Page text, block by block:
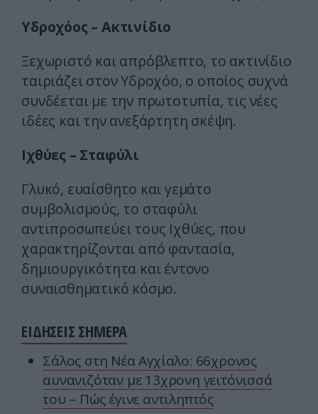
Υδροχόος – Ακτινίδιο
Ξεχωριστό και απρόβλεπτο, το ακτινίδιο
ταιριάζει στον Υδροχόο, ο οποίος συχνά
συνδέεται με την πρωτοτυπία, τις νέες
ιδέες και την ανεξάρτητη σκέψη.
Ιχθύες – Σταφύλι
Γλυκό, ευαίσθητο και γεμάτο
συμβολισμούς, το σταφύλι
αντιπροσωπεύει τους Ιχθύες, που
χαρακτηρίζονται από φαντασία,
δημιουργικότητα και έντονο
συναισθηματικό κόσμο.
ΕΙΔΗΣΕΙΣ ΣΗΜΕΡΑ
Σάλος στη Νέα Αγχίαλο: 66χρονος
αυνανιζόταν με 13χρονη γειτόνισσά
του – Πώς έγινε αντιληπτός